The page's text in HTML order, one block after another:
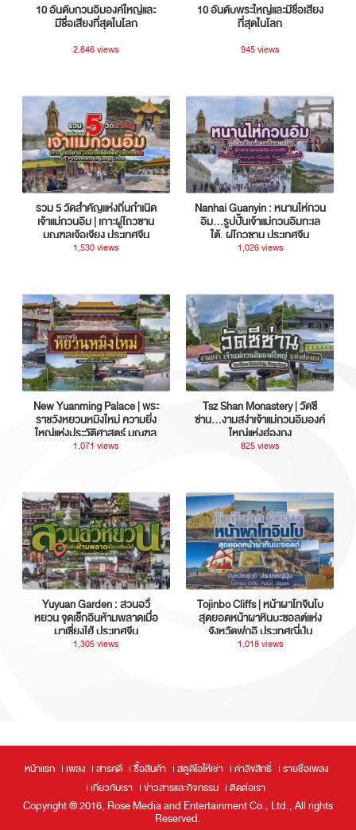
10 อันดับกวนอิมองค์ใหญ่และ
มีชื่อเสียงที่สุดในโลก
2,846 views
10 อันดับพระใหญ่และมีชื่อเสียง
ที่สุดในโลก
945 views
รวม 5 วัดสำคัญแห่งถิ่นกำเนิด
เจ้าแม่กวนอิม | เกาะผู่โถวซาน
มณฑลเจ้อเจียง ประเทศจีน
1,530 views
Nanhai Guanyin : หนานไห่กวน
อิม...รูปปั้นเจ้าแม่กวนอิมทะเล
ใต้, ผู่โถวซาน ประเทศจีน
1,026 views
New Yuanming Palace | พระ
ราชวังหยวนหมิงใหม่ ความยิ่ง
ใหญ่แห่งประวัติศาสตร์ มณฑล
กวางตุ้ง ประเทศจีน
1,071 views
Tsz Shan Monastery | วัดซี
ซ่าน…งามสง่าเจ้าแม่กวนอิมองค์
ใหญ่แห่งฮ่องกง
825 views
Yuyuan Garden : สวนอวี้
หยวน จุดเช็กอินห้ามพลาดเมื่อ
มาเซี่ยงไฮ้ ประเทศจีน
1,305 views
Tojinbo Cliffs | หน้าผาโทจินโบ
สุดยอดหน้าผาหินบะซอลต์แห่ง
จังหวัดฟุกุอิ ประเทศญี่ปุ่น
1,018 views
หน้าแรก เพลง สารคดี ซื้อสินค้า สตูดิโอให้เช่า ค่าลิขสิทธิ์
รายชื่อเพลง
เกี่ยวกับเรา
ข่าวสารและกิจกรรม ติดต่อเรา
Copyright ® 2016, Rose Media and Entertainment Co., Ltd., All rights
Reserved.